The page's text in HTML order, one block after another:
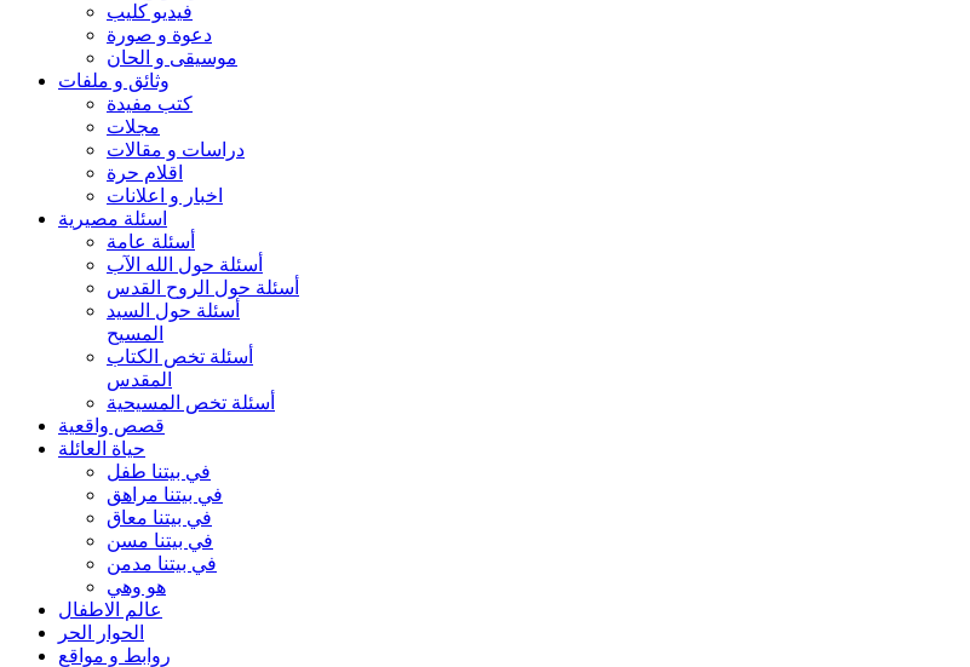
فيديو كليب
دعوة و صورة
موسيقى و الحان
وثائق و ملفات
كتب مفيدة
مجلات
دراسات و مقالات
اقلام حرة
اخبار و اعلانات
اسئلة مصيرية
أسئلة عامة
أسئلة حول الله الآب
أسئلة حول الروح القدس
أسئلة حول السيد
المسيح
أسئلة تخص الكتاب
المقدس
أسئلة تخص المسيحية
قصص واقعية
حياة العائلة
في بيتنا طفل
في بيتنا مراهق
في بيتنا معاق
في بيتنا مسن
في بيتنا مدمن
هو وهي
عالم الاطفال
الحوار الحر
روابط و مواقع